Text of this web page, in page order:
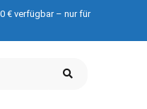
€ verfügbar – nur für